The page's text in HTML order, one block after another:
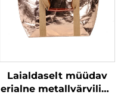
Laialdaselt müüdav
erialne metallvärviline